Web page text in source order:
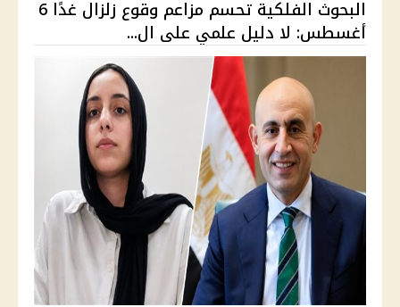
البحوث الفلكية تحسم مزاعم وقوع زلزال غدًا 6
أغسطس: لا دليل علمي على ال...